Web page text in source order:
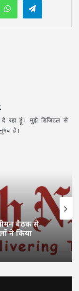
दे रहा हूं। मुझे डिजिटल से
है।
बैठक से
ने किया